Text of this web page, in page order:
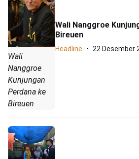
Wali
Nanggroe
Kunjungan
Perdana ke
Bireuen
Wali Nanggroe
Bireuen
Headline 22 Desember